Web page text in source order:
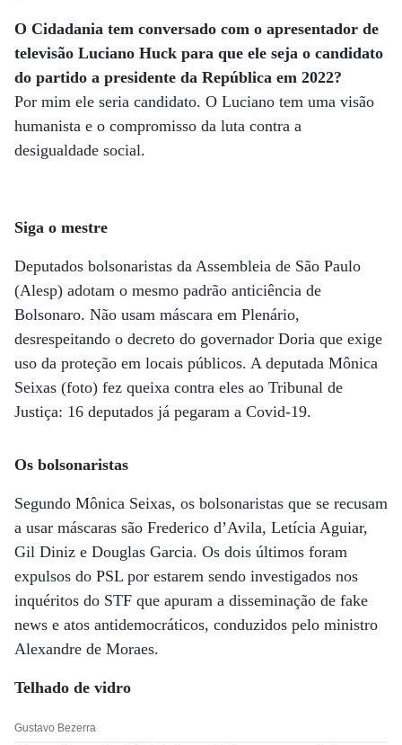
O Cidadania tem conversado com o apresentador de
televisão Luciano Huck para que ele seja o candidato
do partido a presidente da República em 2022?
Por mim ele seria candidato. O Luciano tem uma visão
humanista e o compromisso da luta contra a
desigualdade social.
Siga o mestre
Deputados bolsonaristas da Assembleia de São Paulo
(Alesp) adotam o mesmo padrão anticiência de
Bolsonaro. Não usam máscara em Plenário,
desrespeitando o decreto do governador Doria que exige
uso da proteção em locais públicos. A deputada Mônica
Seixas (foto) fez queixa contra eles ao Tribunal de
Justiça: 16 deputados já pegaram a Covid-19.
Os bolsonaristas
Segundo Mônica Seixas, os bolsonaristas que se recusam
a usar máscaras são Frederico d’Avila, Letícia Aguiar,
Gil Diniz e Douglas Garcia. Os dois últimos foram
expulsos do PSL por estarem sendo investigados nos
inquéritos do STF que apuram a disseminação de fake
news e atos antidemocráticos, conduzidos pelo ministro
Alexandre de Moraes.
Telhado de vidro
Gustavo Bezerra